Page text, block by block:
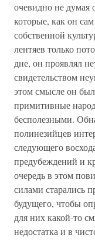
очевидно не думая
которые, как он
собственной
лентяев только
дне, он проявлял
свидетельством
этом смысле он
примитивные
бесполезными.
полинезийцев
следующего
предубеждений и
очередь в этом
силами старались
будущего, чтобы
для них какой-то
недостатка и в